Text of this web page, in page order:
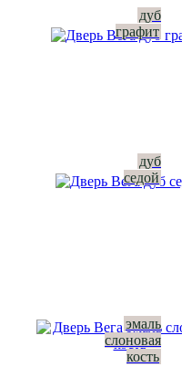
дуб
графит
дуб
седой
эмаль
слоновая
кость